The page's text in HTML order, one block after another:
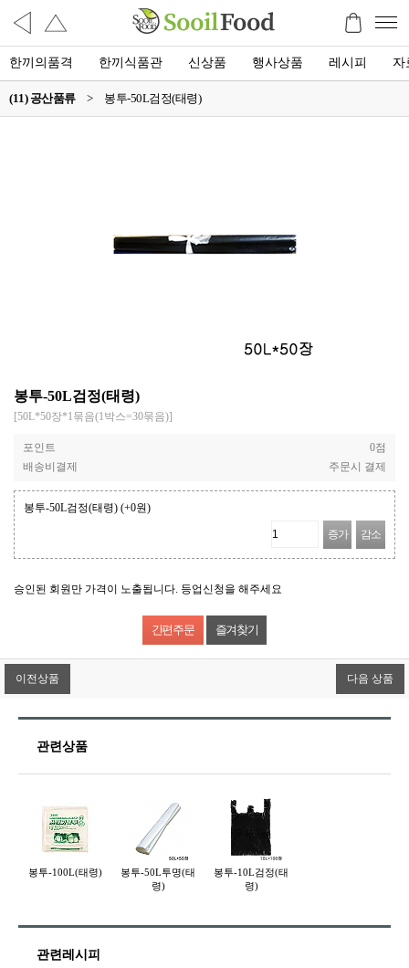
한끼의품격 한끼식품관 신상품 행사상품 레시피 자
(11) 공산품류 > 봉투-50L검정(태령)
봉투-50L검정(태령)
[50L*50장*1묶음(1박스=30묶음)]
포인트
0점
배송비결제
주문시 결제
봉투-50L검정(태령) (+0원)
증가 감소
승인된 회원만 가격이 노출됩니다. 등업신청을 해주세요
즐겨찾기
이전상품 다음 상품
관련상품
봉투-100L(태령)
봉투-50L투명(태
령)
봉투-10L검정(태
령)
관련레시피